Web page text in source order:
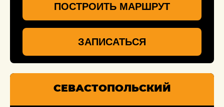
ПОСТРОИТЬ МАРШРУТ
ЗАПИСАТЬСЯ
СЕВАСТОПОЛЬСКИЙ